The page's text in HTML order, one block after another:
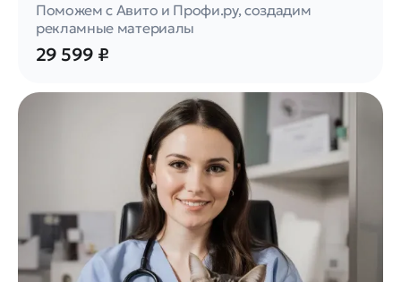
Поможем с Авито и Профи.ру, создадим
рекламные материалы
29 599 ₽